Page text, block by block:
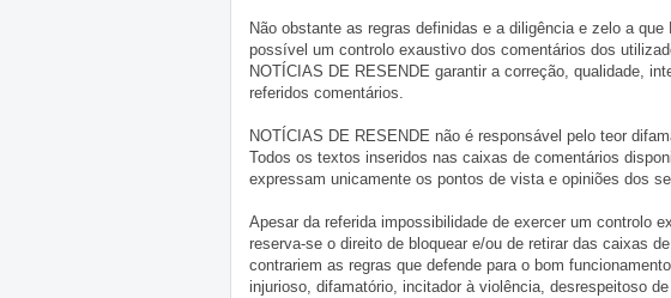
Não obstante as regras definidas e a diligência e zelo a
possível um controlo exaustivo dos comentários dos
NOTÍCIAS DE RESENDE garantir a correção, qualidade,
referidos comentários.
NOTÍCIAS DE RESENDE não é responsável pelo teor
Todos os textos inseridos nas caixas de comentários
expressam unicamente os pontos de vista e opiniões dos
Apesar da referida impossibilidade de exercer um controlo
reserva-se o direito de bloquear e/ou de retirar das caixas
contrariem as regras que defende para o bom
injurioso, difamatório, incitador à violência, desrespeitoso